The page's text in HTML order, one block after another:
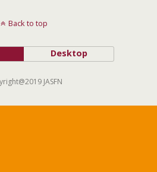
Back to top
Desktop
JASFN